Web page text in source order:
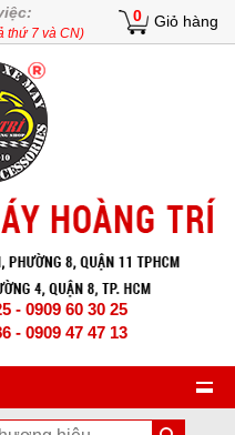
thứ 7 và CN)
0 Giỏ hàng
- 0909 60 30 25
- 0909 47 47 13